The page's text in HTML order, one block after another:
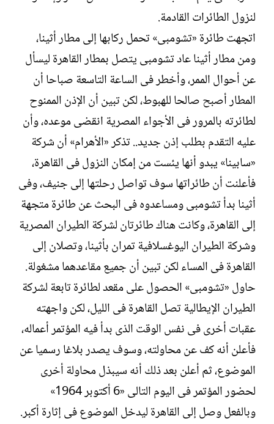
لنزول الطائرات القادمة.
اتجهت طائرة «تشومبى» تحمل ركابها إلى مطار أثينا،
ومن مطار أثينا عاد تشومبى يتصل بمطار القاهرة ليسأل
عن أحوال الممر، وأخطر فى الساعة التاسعة صباحا أن
المطار أصبح صالحا للهبوط، لكن تبين أن الإذن الممنوح
لطائرته بالمرور فى الأجواء المصرية انقضى موعده، وأن
عليه التقدم بطلب إذن جديد.. تذكر «الأهرام» أن شركة
«سابينا» يبدو أنها يئست من إمكان النزول فى القاهرة،
فأعلنت أن طائراتها سوف تواصل رحلتها إلى جنيف، وفى
أثينا بدأ تشومبى ومساعدوه فى البحث عن طائرة متجهة
إلى القاهرة، وكانت هناك طائرتان لشركة الطيران المصرية
وشركة الطيران اليوغسلافية تمران بأثينا، وتصلان إلى
القاهرة فى المساء لكن تبين أن جميع مقاعدهما مشغولة.
حاول «تشومبى» الحصول على مقعد لطائرة تابعة لشركة
الطيران الإيطالية تصل القاهرة فى الليل، لكن واجهته
عقبات أخرى فى نفس الوقت الذى بدأ فيه المؤتمر أعماله،
فأعلن أنه كف عن محاولته، وسوف يصدر بلاغا رسميا عن
الموضوع، ثم أعلن بعد ذلك أنه سيبذل محاولة أخرى
لحضور المؤتمر فى اليوم التالى «6 أكتوبر 1964»
وبالفعل وصل إلى القاهرة ليدخل الموضوع فى إثارة أكبر.